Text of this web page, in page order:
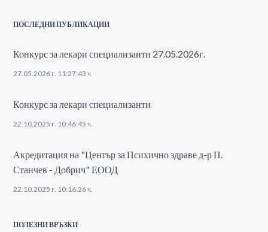
ПОСЛЕДНИ ПУБЛИКАЦИИ
Конкурс за лекари специализанти 27.05.2026г.
27.05.2026 г. 11:27:43 ч.
Конкурс за лекари специализанти
22.10.2025 г. 10:46:45 ч.
Акредитация на "Център за Психично здраве д-р П.
Станчев - Добрич" ЕООД
22.10.2025 г. 10:16:26 ч.
ПОЛЕЗНИ ВРЪЗКИ